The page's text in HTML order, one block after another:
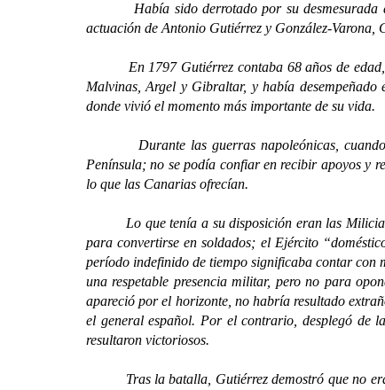
Había sido derrotado por su desmesurada
actuación de Antonio Gutiérrez y González-Varona,
En 1797 Gutiérrez contaba 68 años de edad,
Malvinas, Argel y Gibraltar, y había
donde vivió el momento más importante de su vida.
Durante las guerras napoleónicas, cuando
Península; no se podía confiar en recibir apoyos y
lo que las Canarias ofrecían.
Lo que tenía a su disposición eran las Milicias
para convertirse en soldados; el Ejército
período indefinido de tiempo significaba contar con
una respetable presencia militar, pero no para
apareció por el horizonte, no habría resultado
el general español. Por el contrario, desplegó de
resultaron victoriosos.
Tras la batalla, Gutiérrez demostró que no era